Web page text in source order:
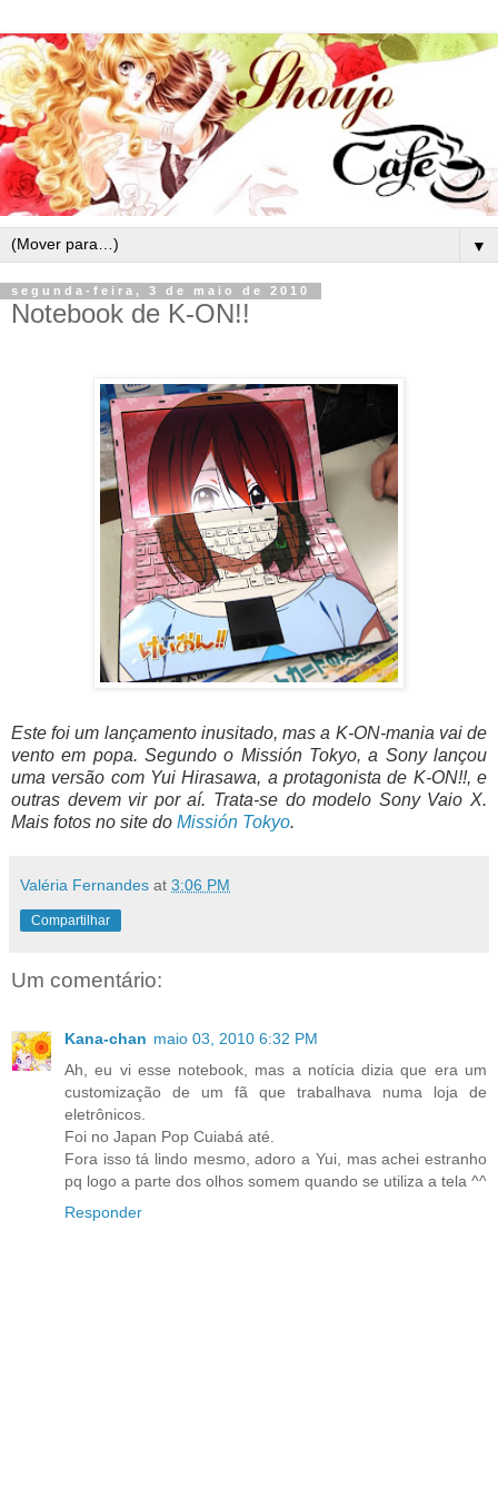
▼
segunda-feira, 3 de maio de 2010
Notebook de K-ON!!
Este foi um lançamento inusitado, mas a K-ON-mania vai de
vento em popa. Segundo o Missión Tokyo, a Sony lançou
uma versão com Yui Hirasawa, a protagonista de K-ON!!, e
outras devem vir por aí. Trata-se do modelo Sony Vaio X.
Mais fotos no site do Missión Tokyo.
Valéria Fernandes at 3:06 PM
Compartilhar
Um comentário:
Kana-chan maio 03, 2010 6:32 PM
Ah, eu vi esse notebook, mas a notícia dizia que era um
customização de um fã que trabalhava numa loja de
eletrônicos.
Foi no Japan Pop Cuiabá até.
Fora isso tá lindo mesmo, adoro a Yui, mas achei estranho
pq logo a parte dos olhos somem quando se utiliza a tela ^^
Responder